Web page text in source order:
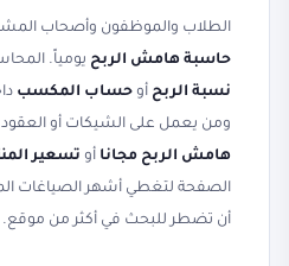
الطلاب والموظفون وأصحاب
حاسبة هامش الربح يومياً.
نسبة الربح أو حساب المكسب
ومن يعمل على الشيكات أو العقود
هامش الربح مجانا أو تسعير
الصفحة لتغطي أشهر الصياغات
أن تضطر للبحث في أكثر من موقع.